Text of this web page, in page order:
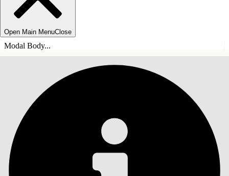
Open Main MenuClose
Modal Body...
INNEHÅLLSFÖRTECKNINGAR